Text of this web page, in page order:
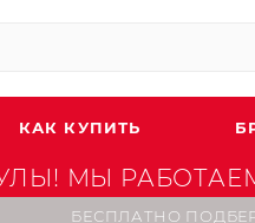
КАК КУПИТЬ
МЫ
БЕСПЛАТНО